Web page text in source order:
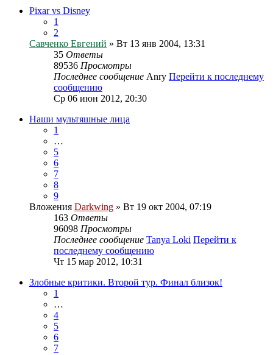
Pixar vs Disney
1
2
Савченко Евгений » Вт 13 янв 2004, 13:31
35 Ответы
89536 Просмотры
Последнее сообщение Anry Перейти к последнему
сообщению
Ср 06 июн 2012, 20:30
Наши мультяшные лица
1
…
5
6
7
8
9
Вложения Darkwing » Вт 19 окт 2004, 07:19
163 Ответы
96098 Просмотры
Последнее сообщение Tanya Loki Перейти к
последнему сообщению
Чт 15 мар 2012, 10:31
Злобные критики. Второй тур. Финал близок!
1
…
4
5
6
7